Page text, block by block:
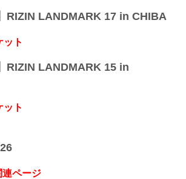
RIZIN LANDMARK 17 in CHIBA
ト
RIZIN LANDMARK 15 in
ト
ページ